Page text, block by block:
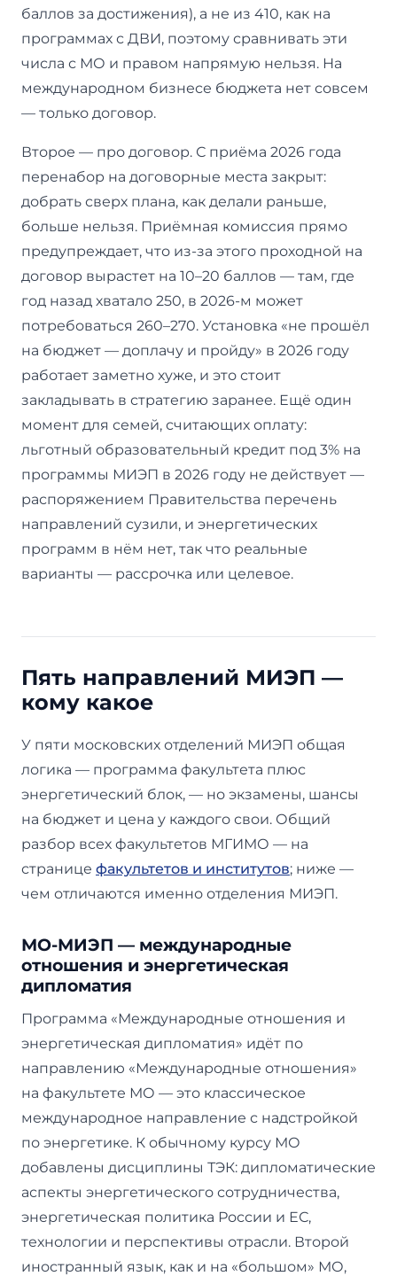
баллов за достижения), а не из 410, как на
программах с ДВИ, поэтому сравнивать эти
числа с МО и правом напрямую нельзя. На
международном бизнесе бюджета нет совсем
— только договор.
Второе — про договор. С приёма 2026 года
перенабор на договорные места закрыт:
добрать сверх плана, как делали раньше,
больше нельзя. Приёмная комиссия прямо
предупреждает, что из-за этого проходной на
договор вырастет на 10–20 баллов — там, где
год назад хватало 250, в 2026-м может
потребоваться 260–270. Установка «не прошёл
на бюджет — доплачу и пройду» в 2026 году
работает заметно хуже, и это стоит
закладывать в стратегию заранее. Ещё один
момент для семей, считающих оплату:
льготный образовательный кредит под 3% на
программы МИЭП в 2026 году не действует —
распоряжением Правительства перечень
направлений сузили, и энергетических
программ в нём нет, так что реальные
варианты — рассрочка или целевое.
Пять направлений МИЭП —
кому какое
У пяти московских отделений МИЭП общая
логика — программа факультета плюс
энергетический блок, — но экзамены, шансы
на бюджет и цена у каждого свои. Общий
разбор всех факультетов МГИМО — на
странице факультетов и институтов; ниже —
чем отличаются именно отделения МИЭП.
МО-МИЭП — международные
отношения и энергетическая
дипломатия
Программа «Международные отношения и
энергетическая дипломатия» идёт по
направлению «Международные отношения»
на факультете МО — это классическое
международное направление с надстройкой
по энергетике. К обычному курсу МО
добавлены дисциплины ТЭК: дипломатические
аспекты энергетического сотрудничества,
энергетическая политика России и ЕС,
технологии и перспективы отрасли. Второй
иностранный язык, как и на «большом» МО,